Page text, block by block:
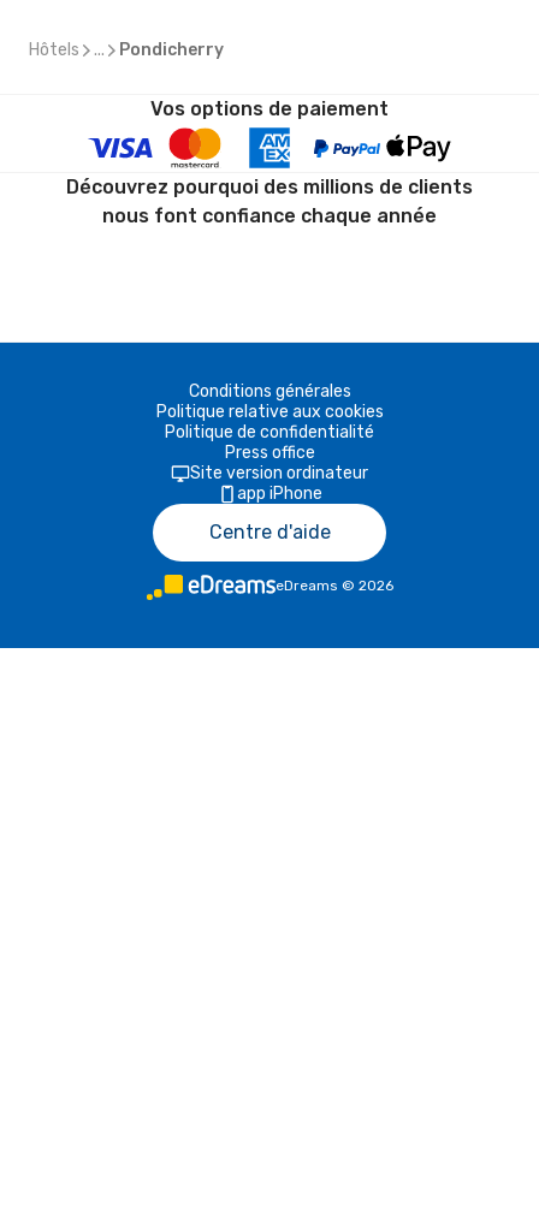
Hôtels ... Pondicherry
Vos options de paiement
Découvrez pourquoi des millions de clients
nous font confiance chaque année
Conditions générales
Politique relative aux cookies
Politique de confidentialité
Press office
Site version ordinateur
app iPhone
Centre d'aide
eDreams © 2026